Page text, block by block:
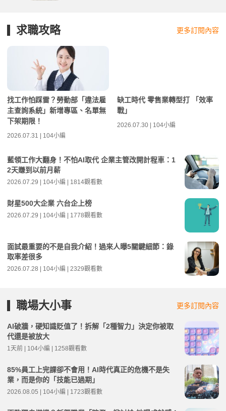
求職攻略 更多訂閱內容
找工作怕踩雷？勞動部「違法雇
主查詢系統」新增專區、名單無
下架期限！
2026.07.31 | 104小編
缺工時代 零售業轉型打 「效率
戰」
2026.07.30 | 104小編
藍領工作大翻身！不怕AI取代 企業主管改開計程車：1
2天賺到以前月薪
2026.07.29 | 104小編 | 1814觀看數
財星500大企業 六台企上榜
2026.07.29 | 104小編 | 1778觀看數
面試最重要的不是自我介紹！過來人曝5關鍵細節：錄
取率差很多
2026.07.28 | 104小編 | 2329觀看數
職場大小事 更多訂閱內容
AI破牆，硬知識貶值了！拆解「2種智力」決定你被取
代還是被放大
1天前 | 104小編 | 1258觀看數
85%員工上完課卻不會用！AI時代真正的危機不是失
業，而是你的「技能已過期」
2026.08.05 | 104小編 | 1723觀看數